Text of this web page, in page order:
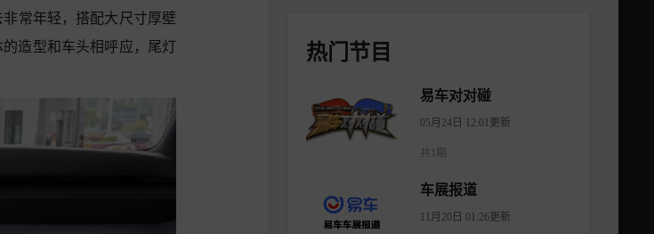
常年轻，搭配大尺寸厚壁
造型和车头相呼应，尾灯
热门节目
易车对对碰
05月24日 12:01更新
共1期
车展报道
11月20日 01:26更新